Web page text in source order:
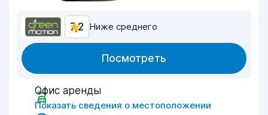
7,2 Ниже среднего
Посмотреть
Офис аренды
Показать сведения о местоположении